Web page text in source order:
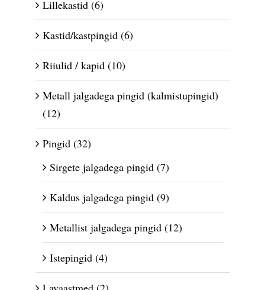
Lillekastid (6)
Kastid/kastpingid (6)
Riiulid / kapid (10)
Metall jalgadega pingid (kalmistupingid)
(12)
Pingid (32)
Sirgete jalgadega pingid (7)
Kaldus jalgadega pingid (9)
Metallist jalgadega pingid (12)
Istepingid (4)